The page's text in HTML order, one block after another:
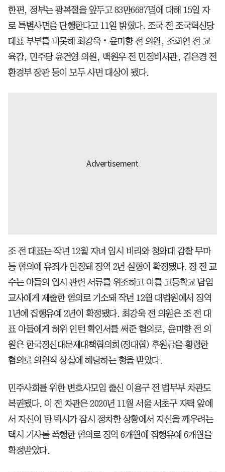
한편, 정부는 광복절을 앞두고 83만6687명에 대해 15일 자
로 특별사면을 단행한다고 11일 밝혔다. 조국 전 조국혁신당
대표 부부를 비롯해 최강욱‧윤미향 전 의원, 조희연 전 교
육감, 민주당 윤건영 의원, 백원우 전 민정비서관, 김은경 전
환경부 장관 등이 모두 사면 대상이 됐다.
조 전 대표는 작년 12월 자녀 입시 비리와 청와대 감찰 무마
등 혐의에 유죄가 인정돼 징역 2년 실형이 확정됐다. 정 전 교
수는 아들의 입시 관련 서류를 위조하고 이를 고등학교 담임
교사에게 제출한 혐의로 기소돼 작년 12월 대법원에서 징역
1년에 집행유예 2년이 확정됐다. 최강욱 전 의원은 조 전 대
표 아들에게 허위 인턴 확인서를 써준 혐의로, 윤미향 전 의
원은 한국정신대문제대책협의회(정대협) 후원금을 횡령한
혐의로 의원직 상실에 해당하는 형을 받았다.
민주사회를 위한 변호사모임 출신 이용구 전 법무부 차관도
복권됐다. 이 전 차관은 2020년 11월 서울 서초구 자택 앞에
서 자신이 탄 택시가 잠시 정차한 상황에서 자신을 깨우려는
택시 기사를 폭행한 혐의로 징역 6개월에 집행유예 6개월을
확정받았다.